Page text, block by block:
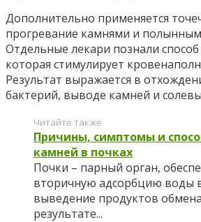
Дополнительно применяется
прогревание камнями и
Отдельные лекари познали
которая стимулирует
Результат выражается в
бактерий, выводе камней и
Читайте также
Причины, симптомы и
камней в почках
Почки – парный орган,
вторичную адсорбцию воды
выведение продуктов
результате...